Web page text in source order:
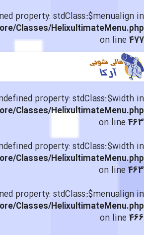
property: stdClass::$menualign in
Classes/HelixultimateMenu.php
on line477
property: stdClass::$width in
Classes/HelixultimateMenu.php
on line463
property: stdClass::$width in
Classes/HelixultimateMenu.php
on line463
property: stdClass::$menualign in
Classes/HelixultimateMenu.php
on line466